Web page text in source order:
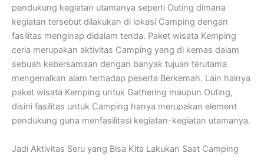
pendukung kegiatan utamanya seperti Outing dimana
kegiatan tersebut dilakukan di lokasi Camping dengan
fasilitas menginap didalam tenda. Paket wisata Kemping
ceria merupakan aktivitas Camping yang di kemas dalam
sebuah kebersamaan dengan banyak tujuan terutama
mengenalkan alam terhadap peserta Berkemah. Lain halnya
paket wisata Kemping untuk Gathering maupun Outing,
disini fasilitas untuk Camping hanya merupakan element
pendukung guna menfasilitasi kegiatan-kegiatan utamanya.
Jadi Aktivitas Seru yang Bisa Kita Lakukan Saat Camping